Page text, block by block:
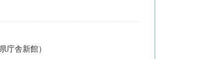
庁舎新館）